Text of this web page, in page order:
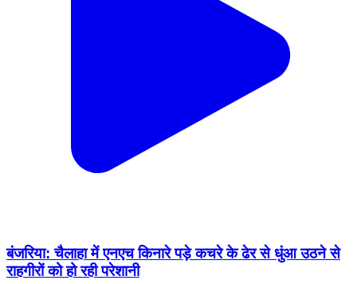
बंजरिया: चैलाहा में एनएच किनारे पड़े कचरे के ढेर से धुंआ उठने से
राहगीरों को हो रही परेशानी